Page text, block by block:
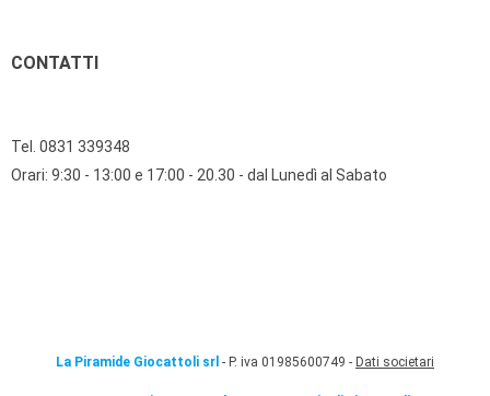
CONTATTI
Tel. 0831 339348
Orari: 9:30 - 13:00 e 17:00 - 20.30 - dal Lunedì al Sabato
La Piramide Giocattoli srl - P. iva 01985600749 - Dati societari